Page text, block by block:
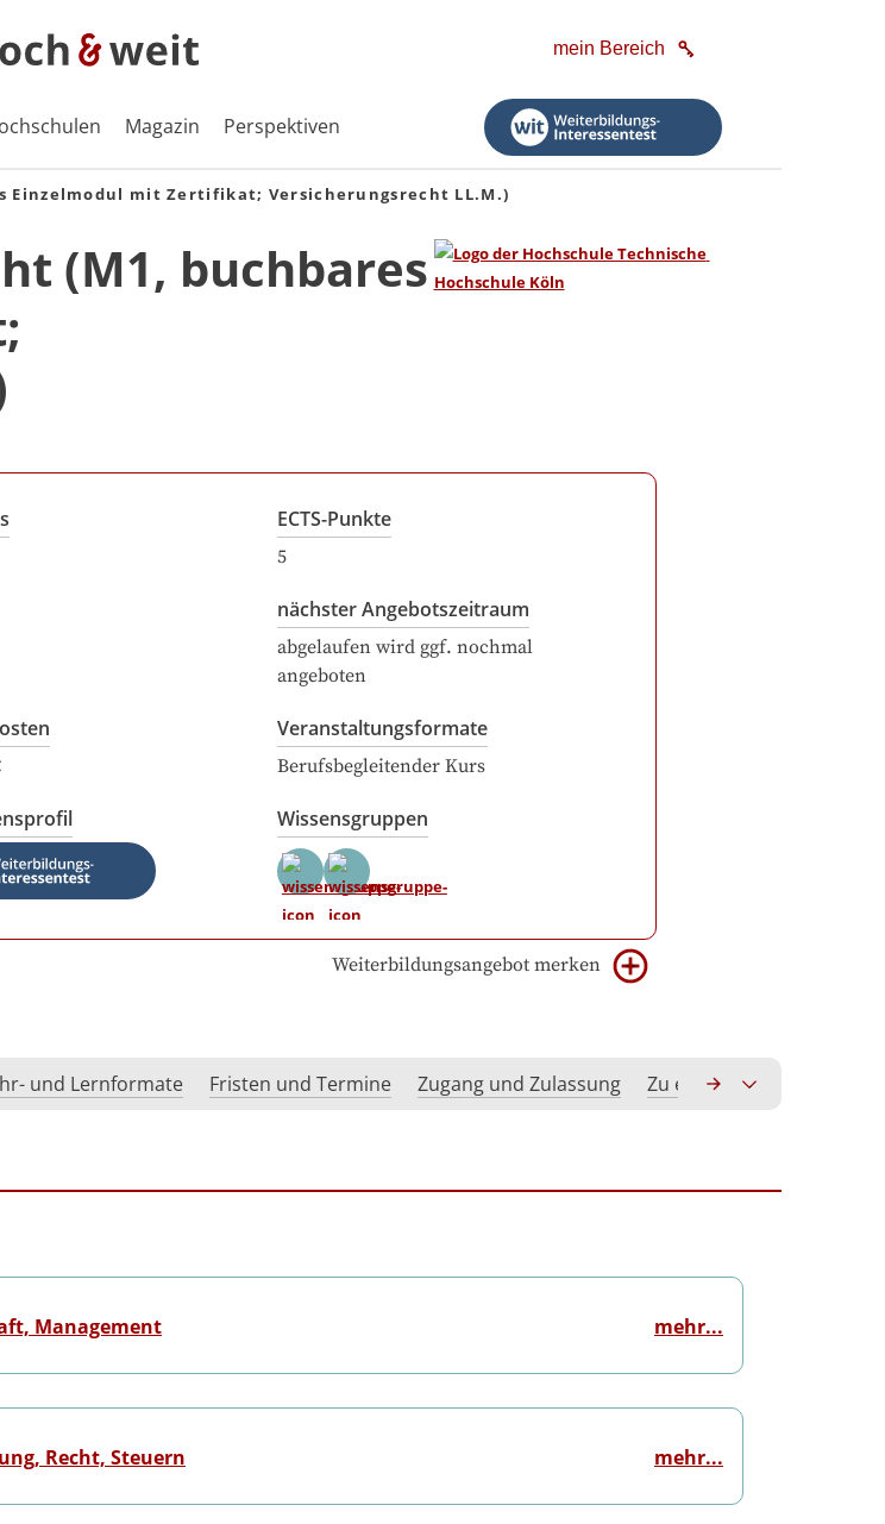
mein Bereich
Magazin Perspektiven
Einzelmodul mit Zertifikat; Versicherungsrecht LL.M.)
(M1, buchbares
ECTS-Punkte
5
nächster Angebotszeitraum
abgelaufen wird ggf. nochmal
angeboten
Veranstaltungsformate
Berufsbegleitender Kurs
Wissensgruppen
Weiterbildungsangebot merken
und Lernformate Fristen und Termine Zugang und Zulassung Zu erwerbende
Management mehr...
Recht, Steuern mehr...